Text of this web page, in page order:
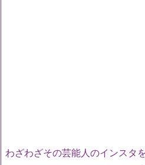
わざわざその芸能人のインスタ